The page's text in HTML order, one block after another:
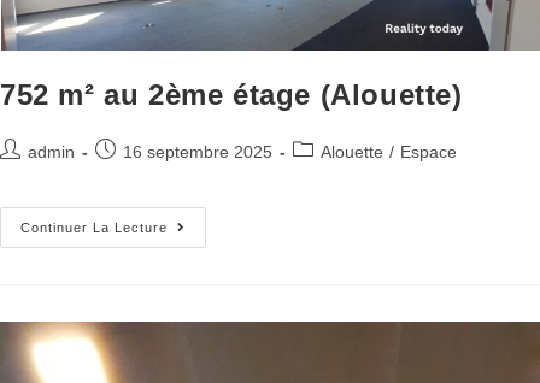
752 m² au 2ème étage (Alouette)
admin 16 septembre 2025 Alouette / Espace
Continuer La Lecture